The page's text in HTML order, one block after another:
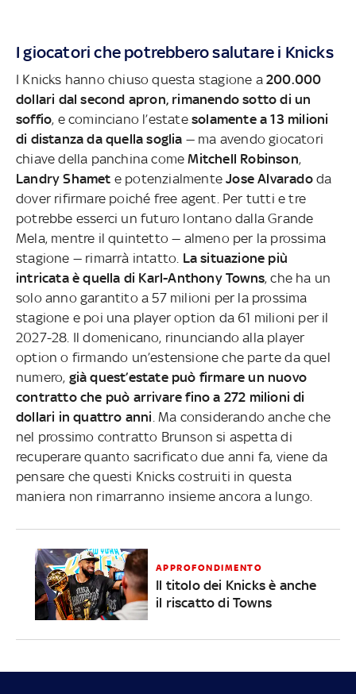
I giocatori che potrebbero salutare i Knicks
I Knicks hanno chiuso questa stagione a 200.000
dollari dal second apron, rimanendo sotto di un
soffio, e cominciano l’estatesolamente a 13 milioni
di distanza da quella soglia — ma avendo giocatori
chiave della panchina comeMitchell Robinson,
Landry Shamet e potenzialmenteJose Alvaradoda
dover rifirmare poiché free agent. Per tutti e tre
potrebbe esserci un futuro lontano dalla Grande
Mela, mentre il quintetto — almeno per la prossima
stagione — rimarrà intatto. La situazione più
intricata è quella di Karl-Anthony Towns, che ha un
solo anno garantito a 57 milioni per la prossima
stagione e poi una player option da 61 milioni per il
2027-28. Il domenicano, rinunciando alla player
option o firmando un’estensione che parte da quel
numero, già quest’estate può firmare un nuovo
contratto che può arrivare fino a 272 milioni di
dollari in quattro anni . Ma considerando anche che
nel prossimo contratto Brunson si aspetta di
recuperare quanto sacrificato due anni fa, viene da
pensare che questi Knicks costruiti in questa
maniera non rimarranno insieme ancora a lungo.
APPROFONDIMENTO
Il titolo dei Knicks è anche
il riscatto di Towns